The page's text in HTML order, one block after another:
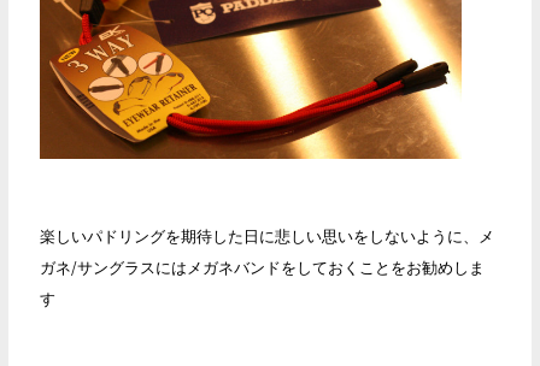
楽しいパドリングを期待した日に悲しい思いをしないように、メ
ガネ/サングラスにはメガネバンドをしておくことをお勧めしま
す